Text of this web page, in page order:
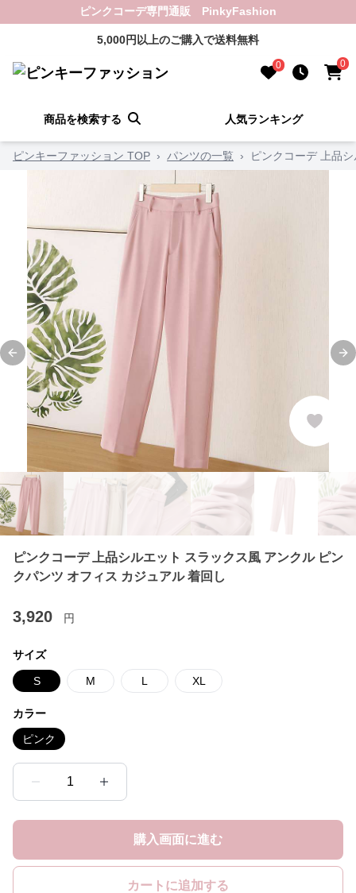
ピンクコーデ専門通販 PinkyFashion
5,000円以上のご購入で送料無料
0 0
商品を検索する 人気ランキング
ピンキーファッション TOP › パンツの一覧 › ピンクコーデ 上品
Previous slide
ピンクコーデ 上品シルエット スラックス風 アンクル ピン
クパンツ オフィス カジュアル 着回し
3,920 円
サイズ
S M L XL
カラー
ピンク
1
購入画面に進む
カートに追加する